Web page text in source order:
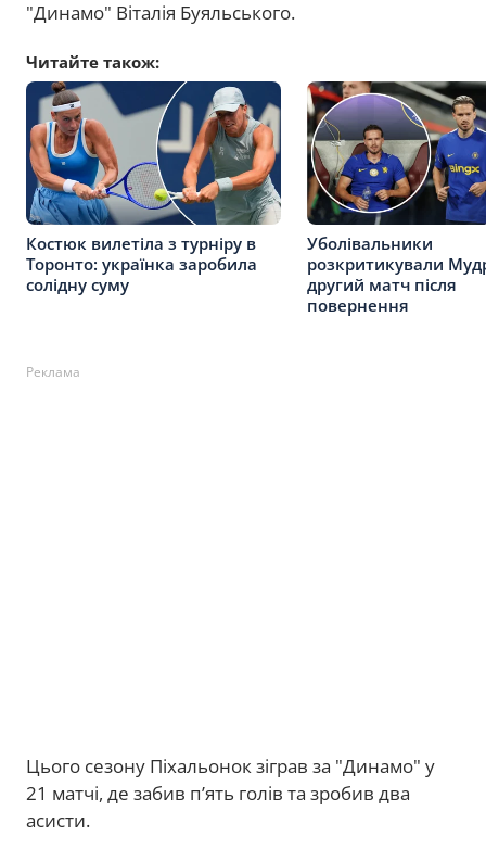
"Динамо" Віталія Буяльського.
Читайте також:
Костюк вилетіла з турніру в
Торонто: українка заробила
солідну суму
Уболівальники
розкритикували
другий матч після
повернення
Реклама
Цього сезону Піхальонок зіграв за "Динамо" у
21 матчі, де забив п’ять голів та зробив два
асисти.